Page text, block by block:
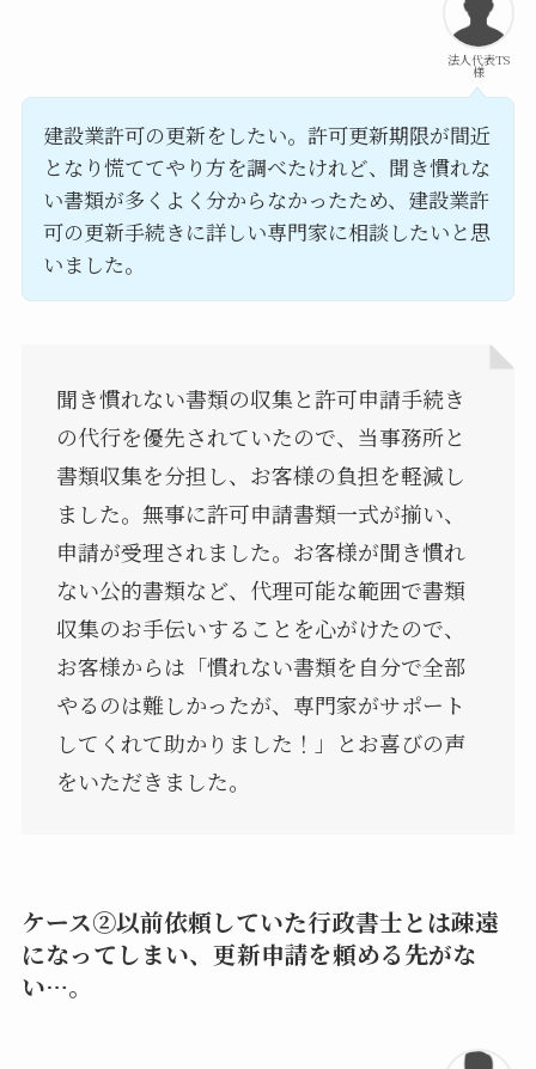
法人代表TS
様
建設業許可の更新をしたい。許可更新期限が間近
となり慌ててやり方を調べたけれど、聞き慣れな
い書類が多くよく分からなかったため、建設業許
可の更新手続きに詳しい専門家に相談したいと思
いました。
聞き慣れない書類の収集と許可申請手続き
の代行を優先されていたので、当事務所と
書類収集を分担し、お客様の負担を軽減し
ました。無事に許可申請書類一式が揃い、
申請が受理されました。お客様が聞き慣れ
ない公的書類など、代理可能な範囲で書類
収集のお手伝いすることを心がけたので、
お客様からは「慣れない書類を自分で全部
やるのは難しかったが、専門家がサポート
してくれて助かりました！」とお喜びの声
をいただきました。
ケース②以前依頼していた行政書士とは疎遠
になってしまい、更新申請を頼める先がな
い…。